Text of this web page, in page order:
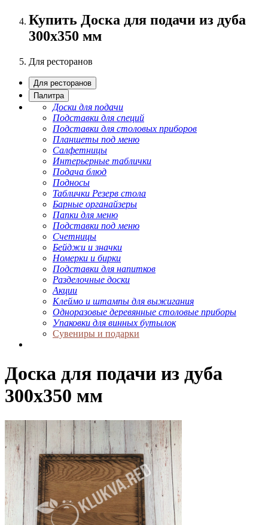
Купить Доска для подачи из дуба
300х350 мм
Для ресторанов
Для ресторанов
Палитра
Доски для подачи
Подставки для специй
Подставки для столовых приборов
Планшеты под меню
Салфетницы
Интерьерные таблички
Подача блюд
Подносы
Таблички Резерв стола
Барные органайзеры
Папки для меню
Подставки под меню
Счетницы
Бейджи и значки
Номерки и бирки
Подставки для напитков
Разделочные доски
Акции
Клеймо и штампы для выжигания
Одноразовые деревянные столовые приборы
Упаковки для винных бутылок
Сувениры и подарки
Доска для подачи из дуба
300х350 мм